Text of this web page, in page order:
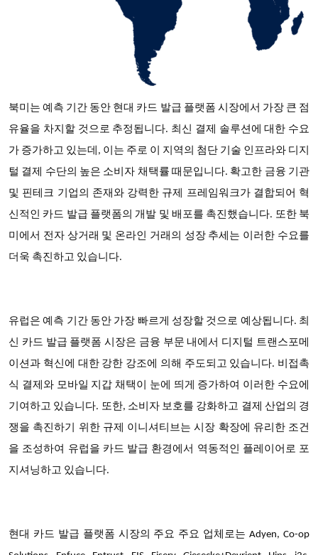
북미는 예측 기간 동안 현대 카드 발급 플랫폼 시장에서 가장 큰 점
유율을 차지할 것으로 추정됩니다. 최신 결제 솔루션에 대한 수요
가 증가하고 있는데, 이는 주로 이 지역의 첨단 기술 인프라와 디지
털 결제 수단의 높은 소비자 채택률 때문입니다. 확고한 금융 기관
및 핀테크 기업의 존재와 강력한 규제 프레임워크가 결합되어 혁
신적인 카드 발급 플랫폼의 개발 및 배포를 촉진했습니다. 또한 북
미에서 전자 상거래 및 온라인 거래의 성장 추세는 이러한 수요를
더욱 촉진하고 있습니다.
유럽은 예측 기간 동안 가장 빠르게 성장할 것으로 예상됩니다. 최
신 카드 발급 플랫폼 시장은 금융 부문 내에서 디지털 트랜스포메
이션과 혁신에 대한 강한 강조에 의해 주도되고 있습니다. 비접촉
식 결제와 모바일 지갑 채택이 눈에 띄게 증가하여 이러한 수요에
기여하고 있습니다. 또한, 소비자 보호를 강화하고 결제 산업의 경
쟁을 촉진하기 위한 규제 이니셔티브는 시장 확장에 유리한 조건
을 조성하여 유럽을 카드 발급 환경에서 역동적인 플레이어로 포
지셔닝하고 있습니다.
현대 카드 발급 플랫폼 시장의 주요 주요 업체로는 Adyen, Co-op